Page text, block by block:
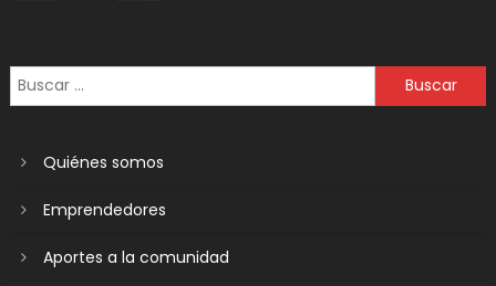
Quiénes somos
Emprendedores
Aportes a la comunidad